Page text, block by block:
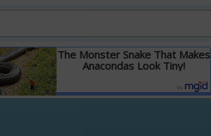
The Monster Snake That Makes
Anacondas Look Tiny!
Детальніше